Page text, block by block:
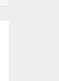
Bakım ve